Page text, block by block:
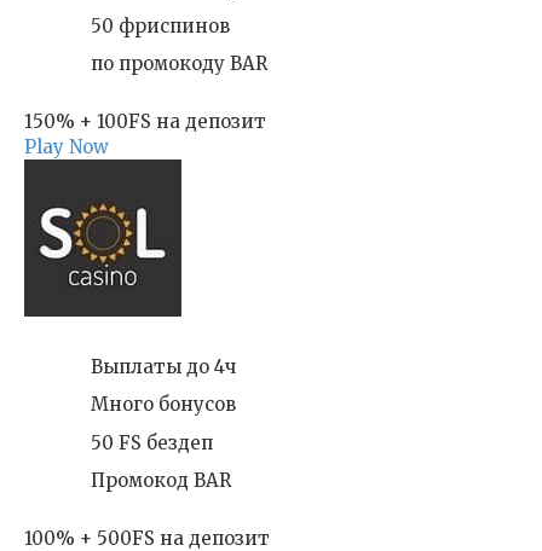
50 фриспинов
по промокоду BAR
150% + 100FS на депозит
Play Now
Выплаты до 4ч
Много бонусов
50 FS бездеп
Промокод BAR
100% + 500FS на депозит